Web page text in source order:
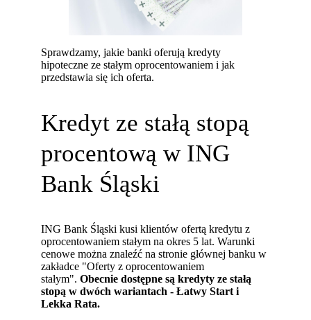
Sprawdzamy, jakie banki oferują kredyty
hipoteczne ze stałym oprocentowaniem i jak
przedstawia się ich oferta.
Kredyt ze stałą stopą
procentową w ING
Bank Śląski
ING Bank Śląski kusi klientów ofertą kredytu z
oprocentowaniem stałym na okres 5 lat. Warunki
cenowe można znaleźć na stronie głównej banku w
zakładce "Oferty z oprocentowaniem
stałym".Obecnie dostępne są kredyty ze stałą
stopą w dwóch wariantach - Łatwy Start i
Lekka Rata.